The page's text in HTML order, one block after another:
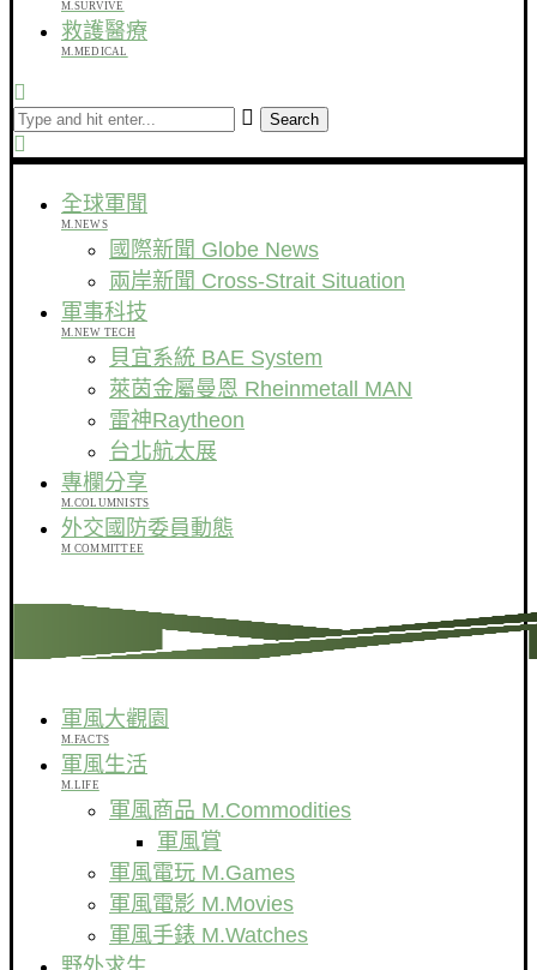
M.SURVIVE
救護醫療
M.MEDICAL
Search
全球軍聞
M.NEWS
國際新聞 Globe News
兩岸新聞 Cross-Strait Situation
軍事科技
M.NEW TECH
貝宜系統 BAE System
萊茵金屬曼恩 Rheinmetall MAN
雷神Raytheon
台北航太展
專欄分享
M.COLUMNISTS
外交國防委員動態
M COMMITTEE
軍風大觀園
M.FACTS
軍風生活
M.LIFE
軍風商品 M.Commodities
軍風賞
軍風電玩 M.Games
軍風電影 M.Movies
軍風手錶 M.Watches